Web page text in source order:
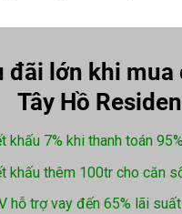
đãi lớn khi mua
Tây Hồ
khấu 7% khi thanh toán 95%
khấu thêm 100tr cho căn
hỗ trợ vay đến 65% lãi